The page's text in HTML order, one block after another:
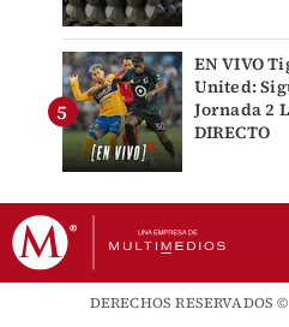
EN VIVO
United:
Jornada 2
DIRECTO
DERECHOS RESERVADOS